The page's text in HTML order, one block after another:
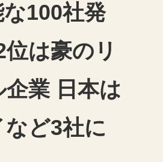
100社発
は豪のリ
業 日本は
ど3社に